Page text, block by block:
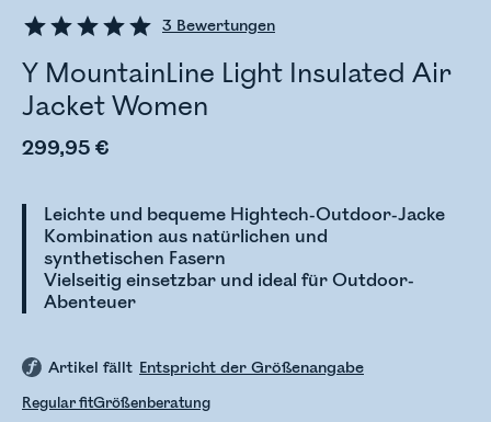
3 Bewertungen
Y MountainLine Light Insulated Air
Jacket Women
299,95 €
Leichte und bequeme Hightech-Outdoor-Jacke
Kombination aus natürlichen und
synthetischen Fasern
Vielseitig einsetzbar und ideal für Outdoor-
Abenteuer
Artikel fällt Entspricht der Größenangabe
Regular fitGrößenberatung